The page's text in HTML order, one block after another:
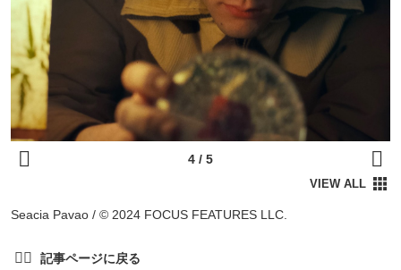
Seacia Pavao / © 2024 FOCUS FEATURES LLC.